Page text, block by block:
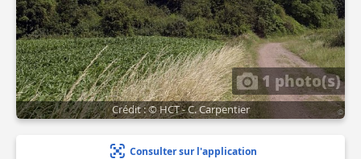
1 photo(s)
Crédit : © HCT - C. Carpentier
Consulter sur l'application